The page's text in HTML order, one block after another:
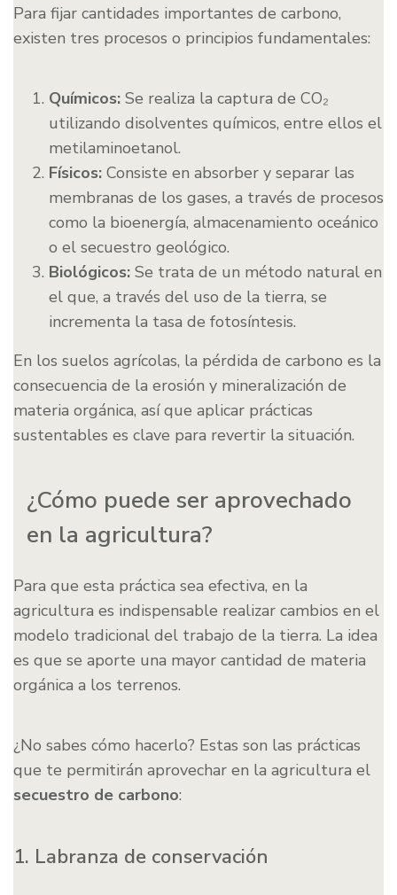
Para fijar cantidades importantes de carbono,
existen tres procesos o principios fundamentales:
Químicos: Se realiza la captura de CO₂
utilizando disolventes químicos, entre ellos el
metilaminoetanol.
Físicos: Consiste en absorber y separar las
membranas de los gases, a través de procesos
como la bioenergía, almacenamiento oceánico
o el secuestro geológico.
Biológicos: Se trata de un método natural en
el que, a través del uso de la tierra, se
incrementa la tasa de fotosíntesis.
En los suelos agrícolas, la pérdida de carbono es la
consecuencia de la erosión y mineralización de
materia orgánica, así que aplicar prácticas
sustentables es clave para revertir la situación.
¿Cómo puede ser aprovechado
en la agricultura?
Para que esta práctica sea efectiva, en la
agricultura es indispensable realizar cambios en el
modelo tradicional del trabajo de la tierra. La idea
es que se aporte una mayor cantidad de materia
orgánica a los terrenos.
¿No sabes cómo hacerlo? Estas son las prácticas
que te permitirán aprovechar en la agricultura el
secuestro de carbono:
1. Labranza de conservación